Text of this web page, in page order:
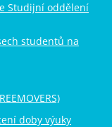
Studijní oddělení
studentů na
doby výuky